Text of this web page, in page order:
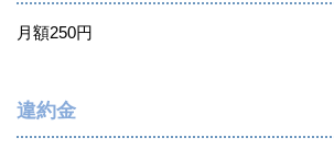
月額250円
違約金